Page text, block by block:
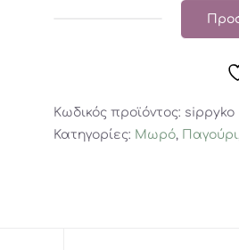
CUP
230ML
Κωδικός προϊόντος: sippyko
Κατηγορίες: Μωρό, Παγούρι